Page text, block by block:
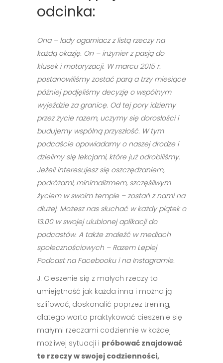
odcinka:
Ona – lady ogarniacz z listą rzeczy na
każdą okazję. On – inżynier z pasją do
klusek i motoryzacji. W marcu 2015 r.
postanowiliśmy zostać parą a trzy miesiące
później podjęliśmy decyzję o wspólnym
wyjeździe za granicę. Od tej pory idziemy
przez życie razem, uczymy się dorosłości i
budujemy wspólną przyszłość. W tym
podcaście opowiadamy o naszej drodze i
dzielimy się lekcjami, które już odrobiliśmy.
Jeżeli interesujesz się oszczędzaniem,
podróżami, minimalizmem, szczęśliwym
życiem w swoim tempie – zostań z nami na
dłużej. Możesz nas słuchać w każdy piątek o
13.00 w swojej ulubionej aplikacji do
podcastów. A także znaleźć w mediach
społecznościowych – Razem Lepiej
Podcast na Facebooku i na Instagramie.
J: Cieszenie się z małych rzeczy to
umiejętność jak każda inna i można ją
szlifować, doskonalić poprzez trening,
dlatego warto praktykować cieszenie się
małymi rzeczami codziennie w każdej
możliwej sytuacji i próbować znajdować
te rzeczy w swojej codzienności,